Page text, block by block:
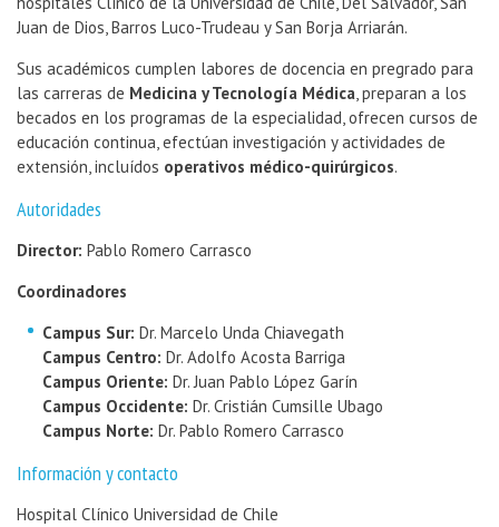
Juan de Dios, Barros Luco-Trudeau y San Borja Arriarán.
Sus académicos cumplen labores de docencia en pregrado para
las carreras de Medicina y Tecnología Médica, preparan a los
becados en los programas de la especialidad, ofrecen cursos de
educación continua, efectúan investigación y actividades de
extensión, incluídos operativos médico-quirúrgicos.
Autoridades
Director: Pablo Romero Carrasco
Coordinadores
Campus Sur: Dr. Marcelo Unda Chiavegath
Campus Centro: Dr. Adolfo Acosta Barriga
Campus Oriente: Dr. Juan Pablo López Garín
Campus Occidente: Dr. Cristián Cumsille Ubago
Campus Norte: Dr. Pablo Romero Carrasco
Información y contacto
Hospital Clínico Universidad de Chile